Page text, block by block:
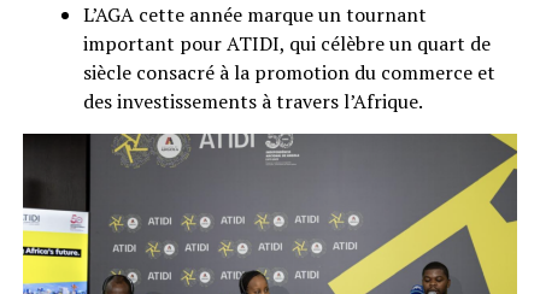
L’AGA cette année marque un tournant
important pour ATIDI, qui célèbre un quart de
siècle consacré à la promotion du commerce et
des investissements à travers l’Afrique.